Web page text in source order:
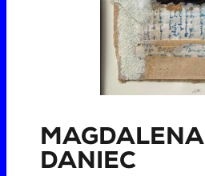
MAGDALENA
DANIEC